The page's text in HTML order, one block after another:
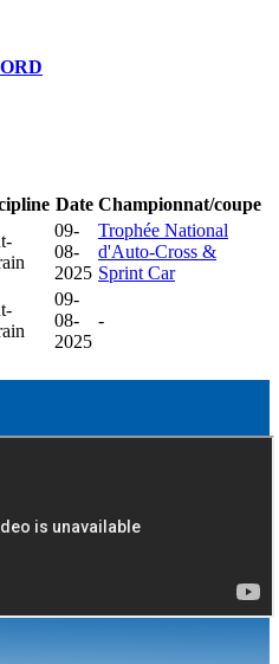
Date Championnat/coupe
09-
08-
2025
Trophée National
d'Auto-Cross &
Sprint Car
09-
08-
2025
-